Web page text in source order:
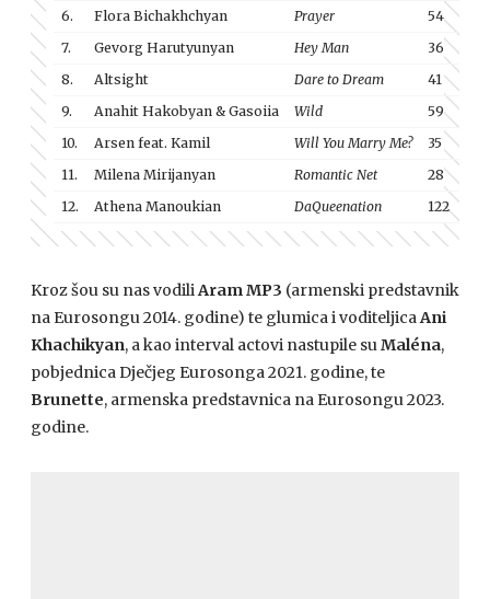
6.
Flora Bichakhchyan Prayer 54
7.
Gevorg Harutyunyan Hey Man 36
8.
Altsight Dare to Dream 41
9.
Anahit Hakobyan & Gasoiia Wild 59
10.
Arsen feat. Kamil Will You Marry Me? 35
11.
Milena Mirijanyan Romantic Net 28
12.
Athena Manoukian DaQueenation 122
Kroz šou su nas vodiliAramMP3 (armenski predstavnik
na Eurosongu 2014. godine) te glumica i voditeljicaAni
Khachikyan, a kao interval actovi nastupile suMaléna,
pobjednica Dječjeg Eurosonga 2021. godine, te
Brunette, armenska predstavnica na Eurosongu 2023.
godine.